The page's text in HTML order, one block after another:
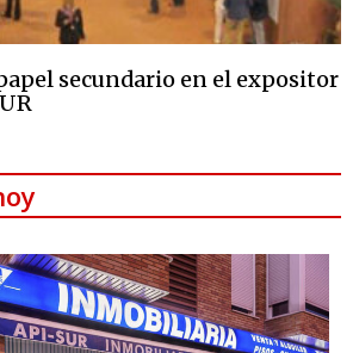
secundario en el expositor